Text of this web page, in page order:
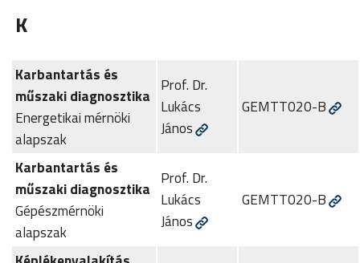
K
Karbantartás és
műszaki diagnosztika
Energetikai mérnöki
alapszak
Prof. Dr.
Lukács
János
GEMTT020-B
Karbantartás és
műszaki diagnosztika
Gépészmérnöki
alapszak
Prof. Dr.
Lukács
János
GEMTT020-B